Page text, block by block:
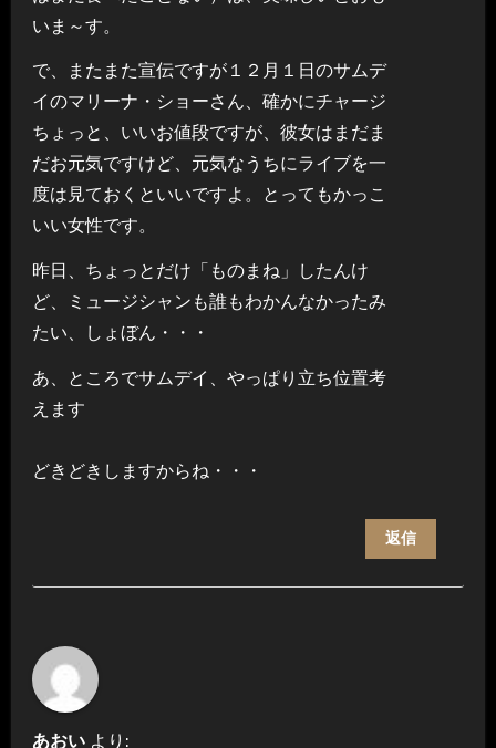
いま～す。
で、またまた宣伝ですが１２月１日のサムデ
イのマリーナ・ショーさん、確かにチャージ
ちょっと、いいお値段ですが、彼女はまだま
だお元気ですけど、元気なうちにライブを一
度は見ておくといいですよ。とってもかっこ
いい女性です。
昨日、ちょっとだけ「ものまね」したんけ
ど、ミュージシャンも誰もわかんなかったみ
たい、しょぼん・・・
あ、ところでサムデイ、やっぱり立ち位置考
えます
どきどきしますからね・・・
返信
あおい より: